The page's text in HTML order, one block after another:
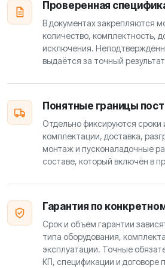
Проверенная
В документах закрепляются
количество, комплектность,
исключения.
выдаётся за точный
Понятные границы
Отдельно фиксируются сроки
комплектации, доставка,
монтаж и пусконаладочные
составе, который включён в
Гарантия по
Срок и объём гарантии
типа оборудования,
эксплуатации. Точные
КП, спецификации и договоре